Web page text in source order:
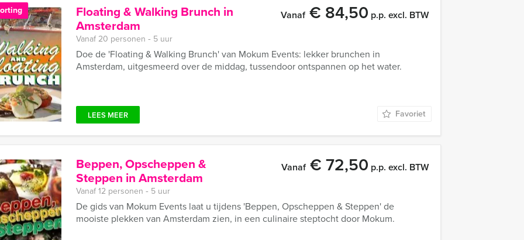
Floating & Walking Brunch in
Amsterdam
Vanaf€ 84,50 p.p. excl. BTW
Vanaf 20 personen ‐ 5 uur
Doe de 'Floating & Walking Brunch' van Mokum Events: lekker brunchen in
Amsterdam, uitgesmeerd over de middag, tussendoor ontspannen op het water.
LEES MEER Favoriet
Beppen, Opscheppen &
Steppen in Amsterdam
Vanaf€ 72,50 p.p. excl. BTW
Vanaf 12 personen ‐ 5 uur
De gids van Mokum Events laat u tijdens 'Beppen, Opscheppen & Steppen' de
mooiste plekken van Amsterdam zien, in een culinaire steptocht door Mokum.